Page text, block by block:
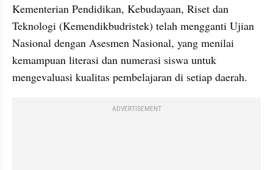
Kementerian Pendidikan, Kebudayaan, Riset dan
Teknologi (Kemendikbudristek) telah mengganti Ujian
Nasional dengan Asesmen Nasional, yang menilai
kemampuan literasi dan numerasi siswa untuk
mengevaluasi kualitas pembelajaran di setiap daerah.
ADVERTISEMENT